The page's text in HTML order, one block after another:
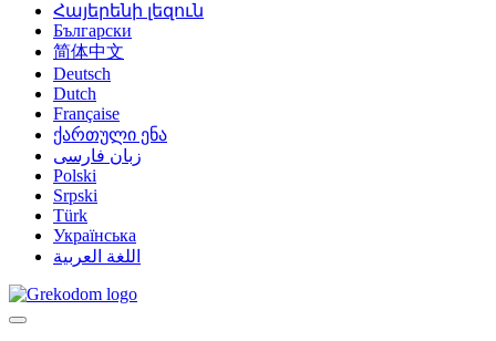
Հայերենի լեզուն
Български
简体中文
Deutsch
Dutch
Française
ქართული ენა
زبان فارسی
Polski
Srpski
Türk
Українська
اللغة العربية